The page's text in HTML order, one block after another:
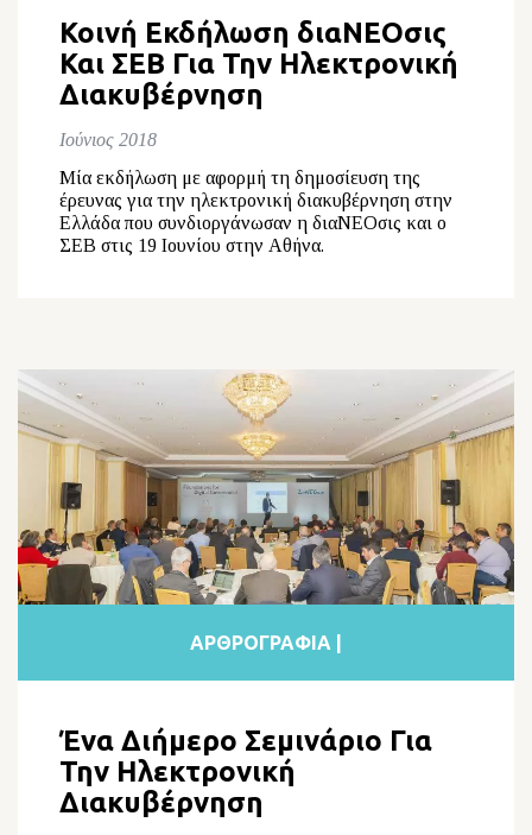
Κοινή Εκδήλωση διαΝΕΟσις
Και ΣΕΒ Για Την Ηλεκτρονική
Διακυβέρνηση
Ιούνιος 2018
Μία εκδήλωση με αφορμή τη δημοσίευση της
έρευνας για την ηλεκτρονική διακυβέρνηση στην
Ελλάδα που συνδιοργάνωσαν η διαΝΕΟσις και ο
ΣΕΒ στις 19 Ιουνίου στην Αθήνα.
ΑΡΘΡΟΓΡΑΦΙΑ |
Ένα Διήμερο Σεμινάριο Για
Την Ηλεκτρονική
Διακυβέρνηση